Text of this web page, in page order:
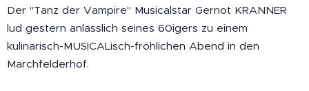
Der "Tanz der Vampire" Musicalstar Gernot KRANNER
lud gestern anlässlich seines 60igers zu einem
kulinarisch-MUSICALisch-fröhlichen Abend in den
Marchfelderhof.